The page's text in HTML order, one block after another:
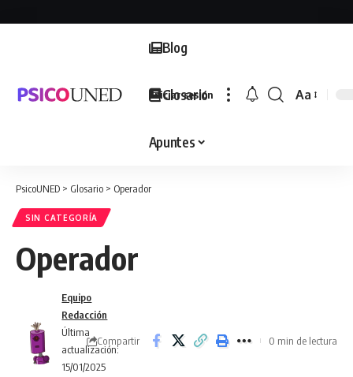
Blog
Glosario
Apuntes
Iniciar sesión
Font
Aa
PsicoUNED > Glosario > Operador
SIN CATEGORÍA
Operador
Última
actualización:
15/01/2025
Equipo
Redacción
Compartir 0 min de lectura